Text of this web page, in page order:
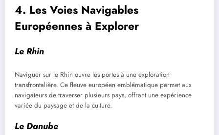
4. Les Voies Navigables
Européennes à Explorer
Le Rhin
Naviguer sur le Rhin ouvre les portes à une exploration
transfrontalière. Ce fleuve européen emblématique permet aux
navigateurs de traverser plusieurs pays, offrant une expérience
variée du paysage et de la culture.
Le Danube